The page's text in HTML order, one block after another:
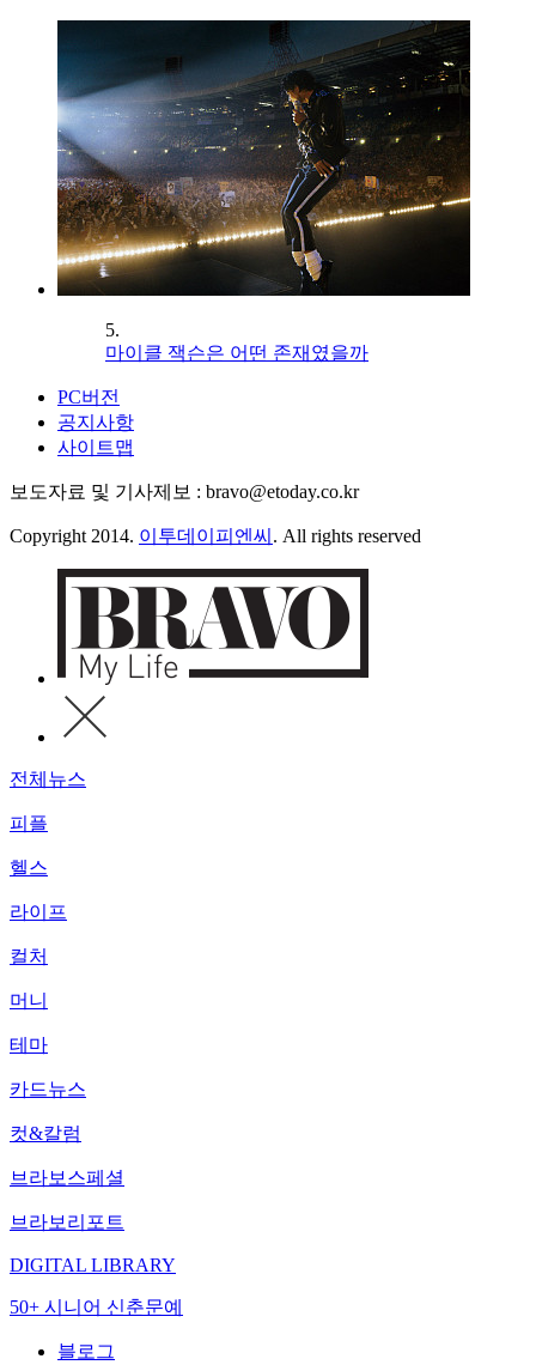
5.
마이클 잭슨은 어떤 존재였을까
PC버전
공지사항
사이트맵
보도자료 및 기사제보 : bravo@etoday.co.kr
Copyright 2014. 이투데이피엔씨 . All rights reserved
전체뉴스
피플
헬스
라이프
컬처
머니
테마
카드뉴스
컷&칼럼
브라보스페셜
브라보리포트
DIGITAL LIBRARY
50+ 시니어 신춘문예
블로그